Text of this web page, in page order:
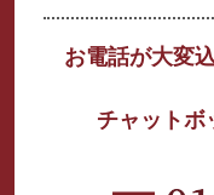
お電話が大変
チャットボ